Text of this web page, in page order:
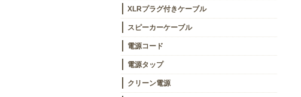
XLRプラグ付きケーブル
スピーカーケーブル
電源コード
電源タップ
クリーン電源